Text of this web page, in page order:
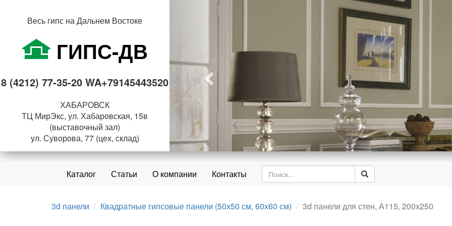
Весь гипс на Дальнем Востоке
ГИПС-ДВ
8 (4212) 77-35-20 WA+79145443520
ХАБАРОВСК
ТЦ МирЭкс, ул. Хабаровская, 15в
(выставочный зал)
ул. Суворова, 77 (цех, склад)
Пред
Каталог Статьи О компании Контакты
3d панели Квадратные гипсовые панели (50х50 см, 60х60 см) 3d панели для стен, А115, 200х250